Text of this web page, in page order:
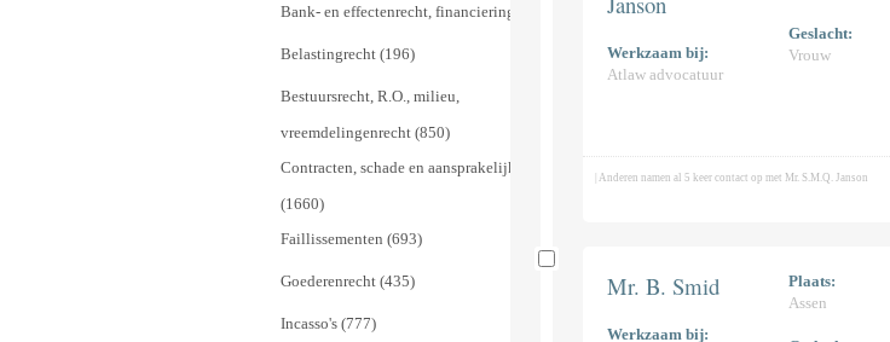
Bank- en effectenrecht, financiering (141)
Belastingrecht (196)
Bestuursrecht, R.O., milieu,
vreemdelingenrecht (850)
Contracten, schade en aansprakelijkheid
(1660)
Faillissementen (693)
Goederenrecht (435)
Incasso's (777)
Werkzaam bij:
Atlaw advocatuur
Geslacht:
Vrouw
| Anderen namen al 5 keer contact op met Mr. S.M.Q. Janson
Mr. B. Smid
Werkzaam bij:
Plaats:
Assen